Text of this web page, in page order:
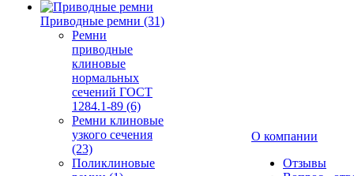
Приводные ремни (31)
Ремни
приводные
клиновые
нормальных
сечений ГОСТ
1284.1-89 (6)
Ремни клиновые
узкого сечения
(23)
Поликлиновые
О компании
Отзывы